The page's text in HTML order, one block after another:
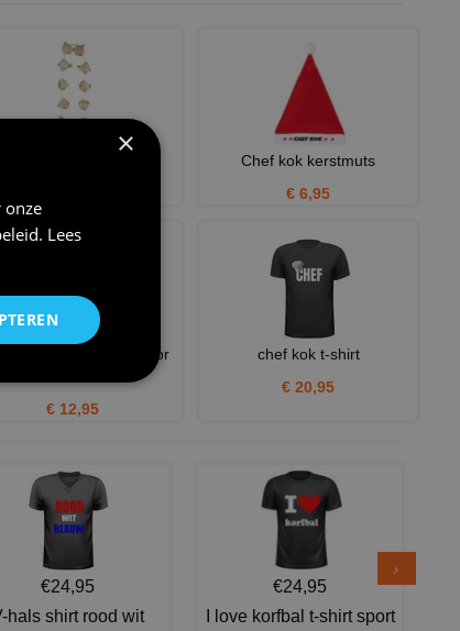
Chef kok kerstmuts
€ 6,95
voor Chef kok leuk voor
€ 12,95
chef kok t-shirt
€ 20,95
€24,95
hals shirt rood wit
€24,95
I love korfbal t-shirt sport
×
onze
. Lees